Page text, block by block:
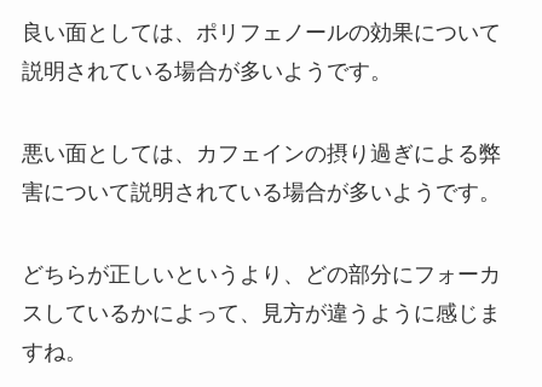
良い面としては、ポリフェノールの効果について
説明されている場合が多いようです。
悪い面としては、カフェインの摂り過ぎによる弊
害について説明されている場合が多いようです。
どちらが正しいというより、どの部分にフォーカ
スしているかによって、見方が違うように感じま
すね。